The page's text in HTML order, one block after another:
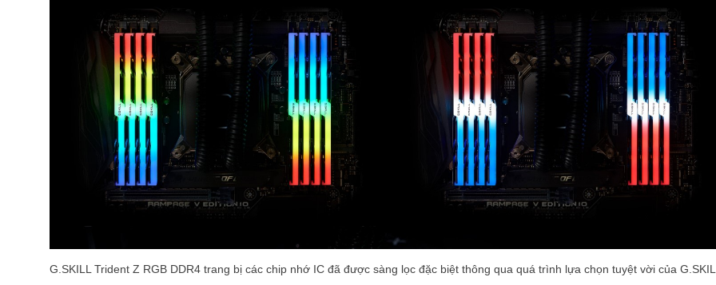
G.SKILL Trident Z RGB DDR4 trang bị các chip nhớ IC đã được sàng lọc đặc biệt thông qua quá trình lựa chọn tuyệt vời của